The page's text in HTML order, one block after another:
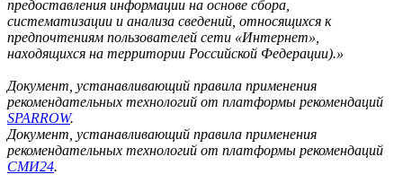
предоставления информации на основе сбора,
систематизации и анализа сведений, относящихся к
предпочтениям пользователей сети «Интернет»,
находящихся на территории Российской Федерации).»
Документ, устанавливающий правила применения
рекомендательных технологий от платформы рекомендаций
SPARROW.
Документ, устанавливающий правила применения
рекомендательных технологий от платформы рекомендаций
СМИ24.